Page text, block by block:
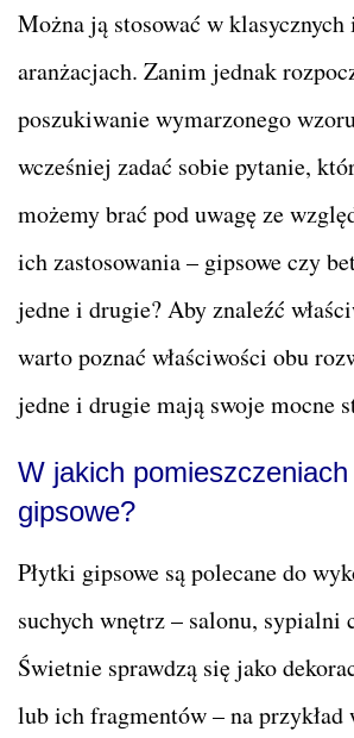
Można ją stosować w klasycznych
aranżacjach. Zanim jednak
poszukiwanie wymarzonego
wcześniej zadać sobie pytanie,
możemy brać pod uwagę ze
ich zastosowania – gipsowe czy
jedne i drugie? Aby znaleźć
warto poznać właściwości obu
jedne i drugie mają swoje mocne
W jakich pomieszczeniach
gipsowe?
Płytki gipsowe są polecane do
suchych wnętrz – salonu, sypialni
Świetnie sprawdzą się jako
lub ich fragmentów – na przykład